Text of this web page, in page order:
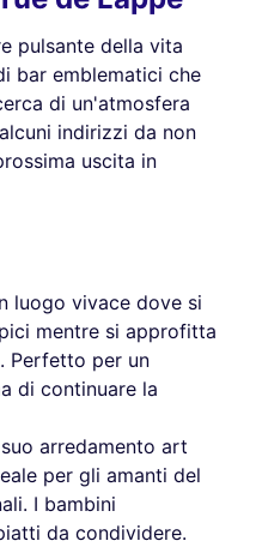
pulsante della vita
bar emblematici che
di un'atmosfera
indirizzi da non
uscita in
luogo vivace dove si
mentre si approfitta
Perfetto per un
di continuare la
arredamento art
per gli amanti del
I bambini
da condividere.